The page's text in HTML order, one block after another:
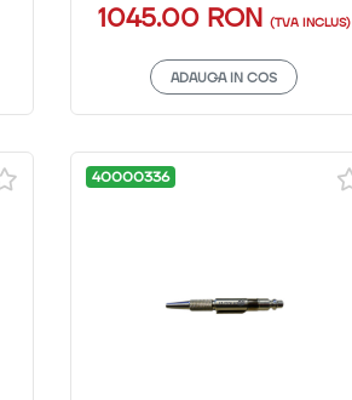
1045.00 RON (TVA INCLUS)
ADAUGA IN COS
40000336